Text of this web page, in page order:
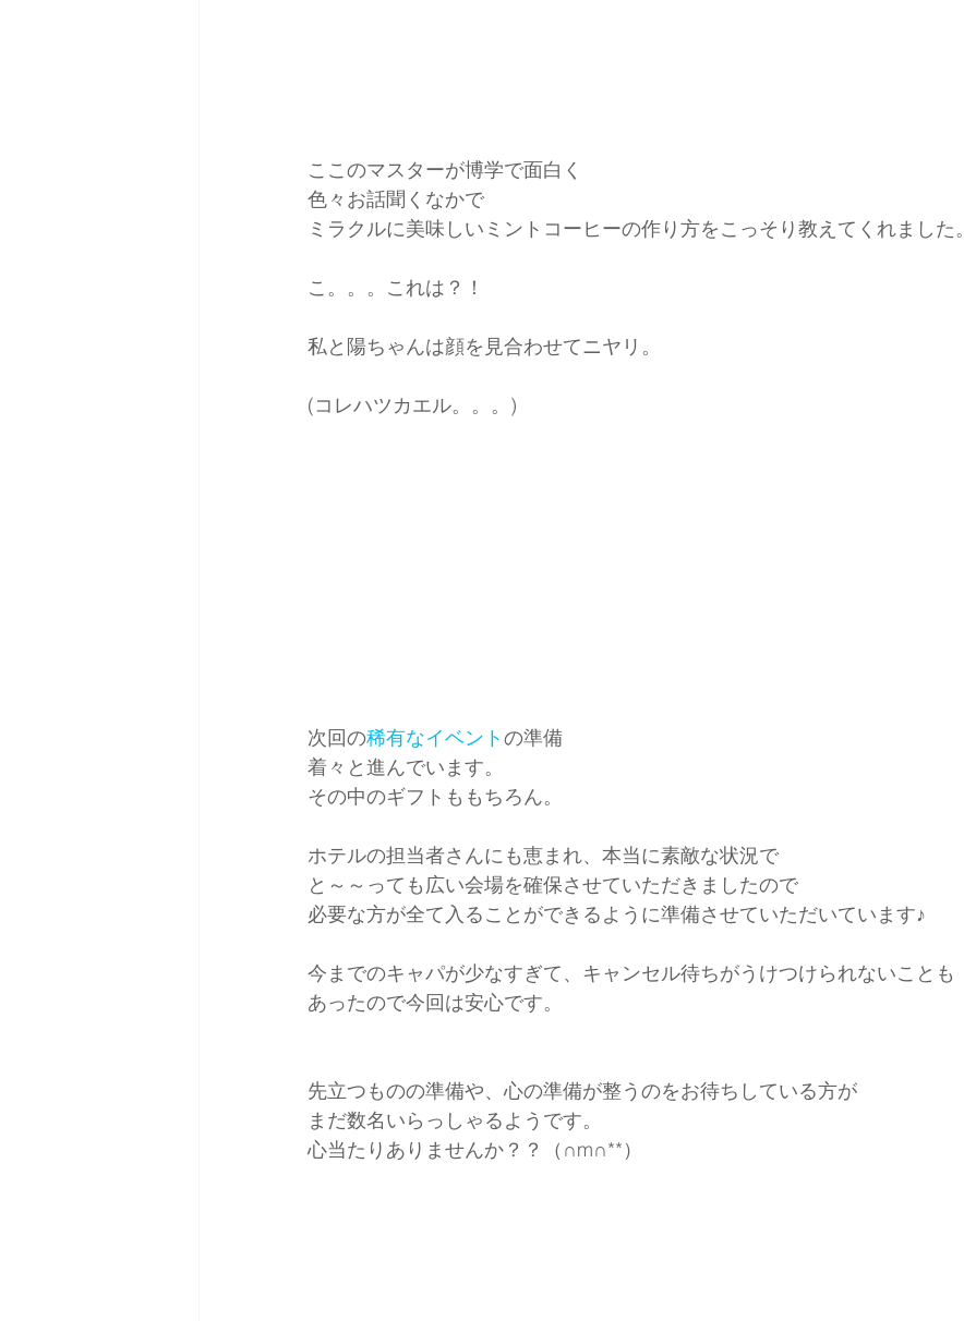
ここのマスターが博学で面白く
色々お話聞くなかで
ミラクルに美味しいミントコーヒーの作り方をこっそり教えてくれました。
こ。。。これは？！
私と陽ちゃんは顔を見合わせてニヤリ。
(コレハツカエル。。。)
次回の稀有なイベントの準備
着々と進んでいます。
その中のギフトももちろん。
ホテルの担当者さんにも恵まれ、本当に素敵な状況で
と～～っても広い会場を確保させていただきましたので
必要な方が全て入ることができるように準備させていただいています♪
今までのキャパが少なすぎて、キャンセル待ちがうけつけられないことも
あったので今回は安心です。
先立つものの準備や、心の準備が整うのをお待ちしている方が
まだ数名いらっしゃるようです。
心当たりありませんか？？（∩m∩**）